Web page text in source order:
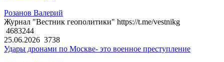
Розанов Валерий
Журнал "Вестник геополитики" https://t.me/vestnikg
4683244
25.06.2026 3738
Удары дронами по Москве- это военное преступление